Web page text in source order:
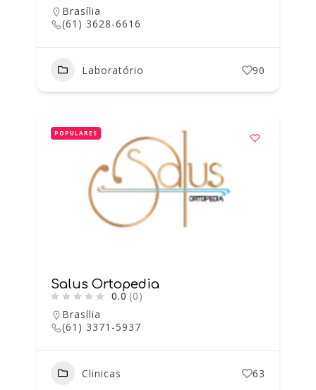
Brasília
(61) 3628-6616
Laboratório 90
POPULARES
Salus Ortopedia
0.0 (0)
Brasília
(61) 3371-5937
Clinicas 63